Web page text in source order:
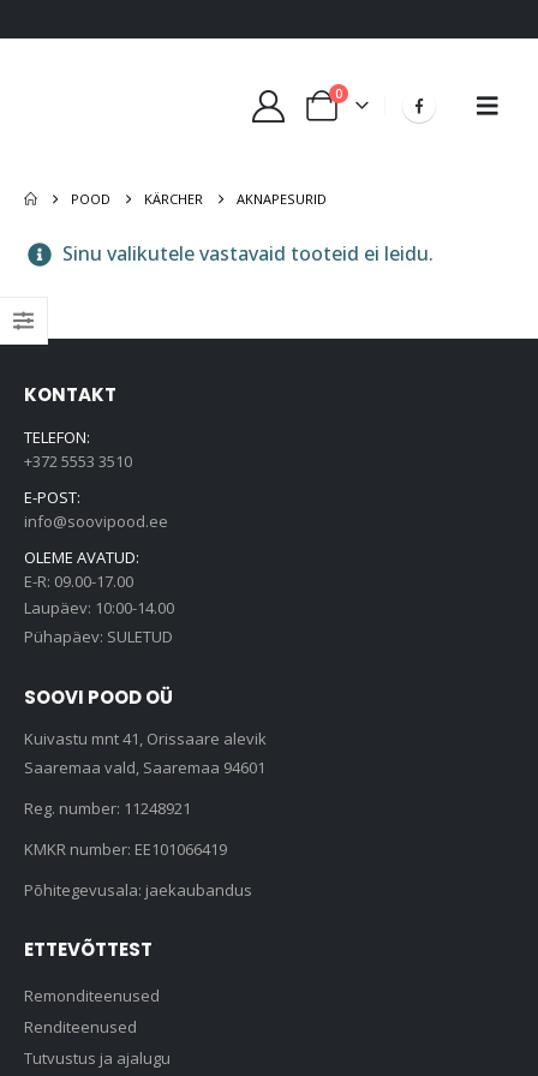
0
POOD KÄRCHER AKNAPESURID
Sinu valikutele vastavaid tooteid ei leidu.
KONTAKT
TELEFON:
+372 5553 3510
E-POST:
info@soovipood.ee
OLEME AVATUD:
E-R: 09.00-17.00
Laupäev: 10:00-14.00
Pühapäev: SULETUD
SOOVI POOD OÜ
Kuivastu mnt 41, Orissaare alevik
Saaremaa vald, Saaremaa 94601
Reg. number: 11248921
KMKR number: EE101066419
Põhitegevusala: jaekaubandus
ETTEVÕTTEST
Remonditeenused
Renditeenused
Tutvustus ja ajalugu